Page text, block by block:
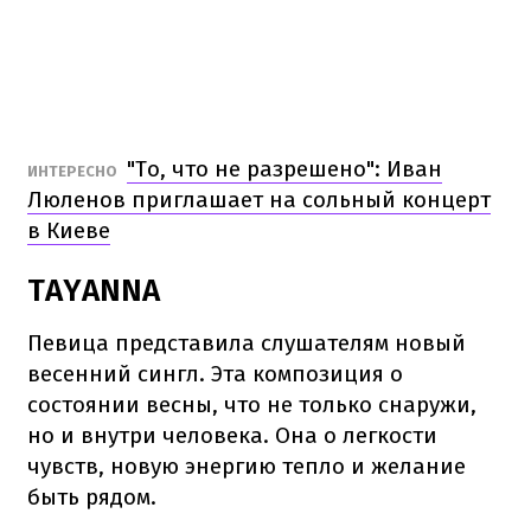
ИНТЕРЕСНО
"То, что не разрешено": Иван
Люленов приглашает на сольный концерт
в Киеве
TAYANNA
Певица представила слушателям новый
весенний сингл. Эта композиция о
состоянии весны, что не только снаружи,
но и внутри человека. Она о легкости
чувств, новую энергию тепло и желание
быть рядом.